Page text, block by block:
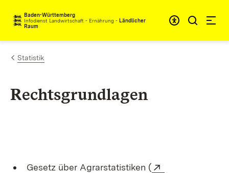
Zum Inhalt springen
Baden-Württemberg
Infodienst Landwirtschaft - Ernährung - Ländlicher
Raum
Statistik
Rechtsgrundlagen
Gesetz über Agrarstatistiken (